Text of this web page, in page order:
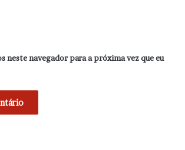
neste navegador para a próxima vez que eu